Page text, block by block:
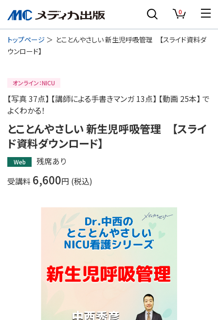
0
トップページ
とことんやさしい 新生児呼吸管理 【スライド資料ダ
ウンロード】
オンライン：NICU
【写真 37点】 【講師による手書きマンガ 13点】 【動画 25本】 で
よくわかる！
とことんやさしい 新生児呼吸管理 【スライ
ド資料ダウンロード】
Web
残席あり
受講料 6,600円 (税込)